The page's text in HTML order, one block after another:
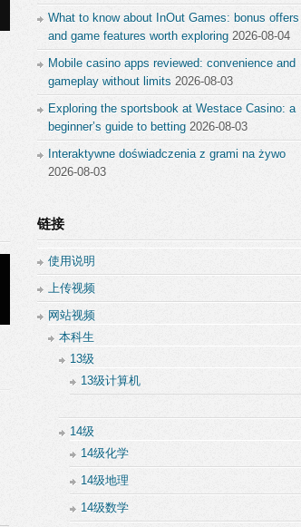
What to know about InOut Games: bonus offers
and game features worth exploring 2026-08-04
Mobile casino apps reviewed: convenience and
gameplay without limits 2026-08-03
Exploring the sportsbook at Westace Casino: a
beginner’s guide to betting 2026-08-03
Interaktywne doświadczenia z grami na żywo
2026-08-03
链接
使用说明
上传视频
网站视频
本科生
13级
13级计算机
14级
14级化学
14级地理
14级数学